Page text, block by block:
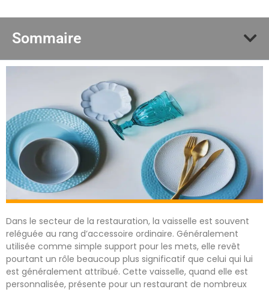
Sommaire
Dans le secteur de la restauration, la vaisselle est souvent
reléguée au rang d’accessoire ordinaire. Généralement
utilisée comme simple support pour les mets, elle revêt
pourtant un rôle beaucoup plus significatif que celui qui lui
est généralement attribué. Cette vaisselle, quand elle est
personnalisée, présente pour un restaurant de nombreux